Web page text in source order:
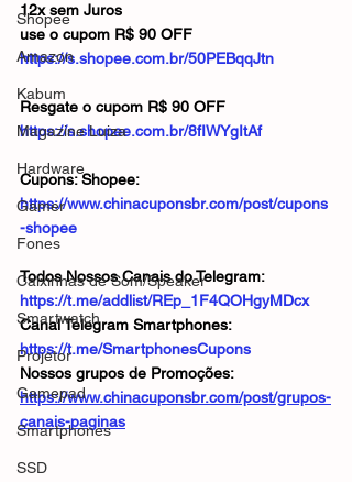
Shopee
Amazon
Kabum
Magazine Luiza
Hardware
Gamer
Fones
Caixinhas de Som/Speaker
Smartwatch
Projetor
Gamepad
Smartphones
SSD
12x sem Juros
use o cupom R$ 90 OFF
https://s.shopee.com.br/50PEBqqJtn
Resgate o cupom R$ 90 OFF
https://s.shopee.com.br/8fIWYgItAf
Cupons: Shopee:
https://www.chinacuponsbr.com/post/cupons
-shopee
Todos Nossos Canais do Telegram:
https://t.me/addlist/REp_1F4QOHgyMDcx
Canal Telegram Smartphones:
https://t.me/SmartphonesCupons
Nossos grupos de Promoções:
https://www.chinacuponsbr.com/post/grupos-
canais-paginas